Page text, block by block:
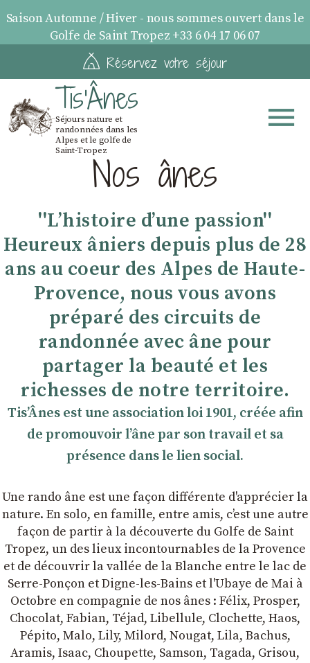
Saison Automne / Hiver - nous sommes ouvert dans le
Golfe de Saint Tropez +33 6 04 17 06 07
Réservez votre séjour
Tis'Ânes
Séjours nature et
randonnées dans les
Alpes et le golfe de
Saint-TropezNos ânes
''Lʼhistoire dʼune passion''
Heureux âniers depuis plus de 28
ans au coeur des Alpes de Haute-
Provence, nous vous avons
préparé des circuits de
randonnée avec âne pour
partager la beauté et les
richesses de notre territoire.
TisʼÂnes est une association loi 1901, créée afin
de promouvoir lʼâne par son travail et sa
présence dans le lien social.
Une rando âne est une façon différente d'apprécier la
nature. En solo, en famille, entre amis, cʼest une autre
façon de partir à la découverte du Golfe de Saint
Tropez, un des lieux incontournables de la Provence
et de découvrir la vallée de la Blanche entre le lac de
Serre-Ponçon et Digne-les-Bains et l'Ubaye de Mai à
Octobre en compagnie de nos ânes : Félix, Prosper,
Chocolat, Fabian, Téjad, Libellule, Clochette, Haos,
Pépito, Malo, Lily, Milord, Nougat, Lila, Bachus,
Aramis, Isaac, Choupette, Samson, Tagada, Grisou,